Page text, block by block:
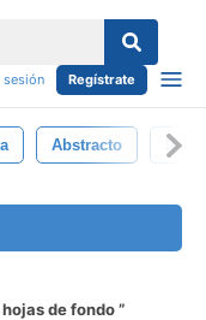
sesión Regístrate
Abstracto
hojas de fondo